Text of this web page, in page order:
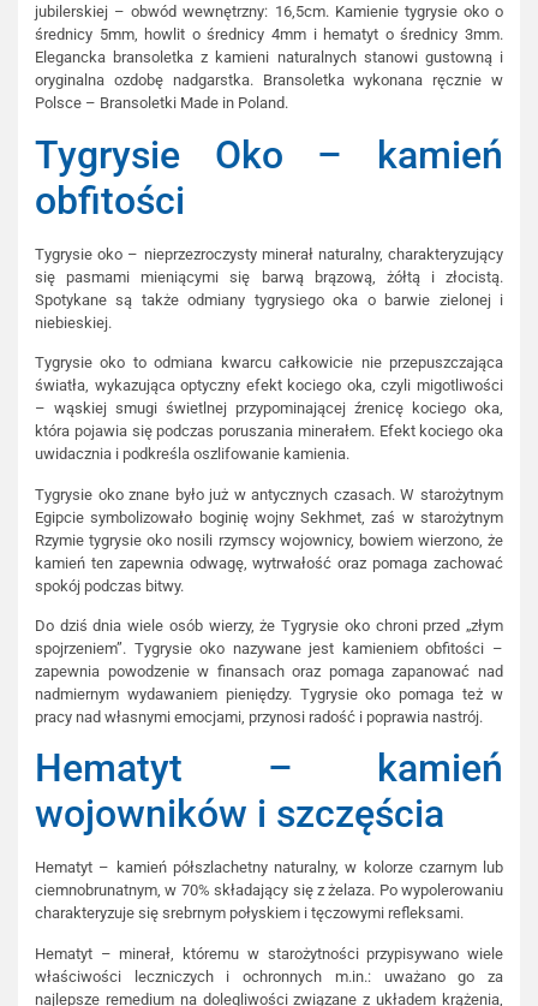
jubilerskiej – obwód wewnętrzny: 16,5cm. Kamienie tygrysie oko o
średnicy 5mm, howlit o średnicy 4mm i hematyt o średnicy 3mm.
Elegancka bransoletka z kamieni naturalnych stanowi gustowną i
oryginalna ozdobę nadgarstka. Bransoletka wykonana ręcznie w
Polsce – Bransoletki Made in Poland.
Tygrysie Oko – kamień
obfitości
Tygrysie oko – nieprzezroczysty minerał naturalny, charakteryzujący
się pasmami mieniącymi się barwą brązową, żółtą i złocistą.
Spotykane są także odmiany tygrysiego oka o barwie zielonej i
niebieskiej.
Tygrysie oko to odmiana kwarcu całkowicie nie przepuszczająca
światła, wykazująca optyczny efekt kociego oka, czyli migotliwości
– wąskiej smugi świetlnej przypominającej źrenicę kociego oka,
która pojawia się podczas poruszania minerałem. Efekt kociego oka
uwidacznia i podkreśla oszlifowanie kamienia.
Tygrysie oko znane było już w antycznych czasach. W starożytnym
Egipcie symbolizowało boginię wojny Sekhmet, zaś w starożytnym
Rzymie tygrysie oko nosili rzymscy wojownicy, bowiem wierzono, że
kamień ten zapewnia odwagę, wytrwałość oraz pomaga zachować
spokój podczas bitwy.
Do dziś dnia wiele osób wierzy, że Tygrysie oko chroni przed „złym
spojrzeniem”. Tygrysie oko nazywane jest kamieniem obfitości –
zapewnia powodzenie w finansach oraz pomaga zapanować nad
nadmiernym wydawaniem pieniędzy. Tygrysie oko pomaga też w
pracy nad własnymi emocjami, przynosi radość i poprawia nastrój.
Hematyt – kamień
wojowników i szczęścia
Hematyt – kamień półszlachetny naturalny, w kolorze czarnym lub
ciemnobrunatnym, w 70% składający się z żelaza. Po wypolerowaniu
charakteryzuje się srebrnym połyskiem i tęczowymi refleksami.
Hematyt – minerał, któremu w starożytności przypisywano wiele
właściwości leczniczych i ochronnych m.in.: uważano go za
najlepsze remedium na dolegliwości związane z układem krążenia,